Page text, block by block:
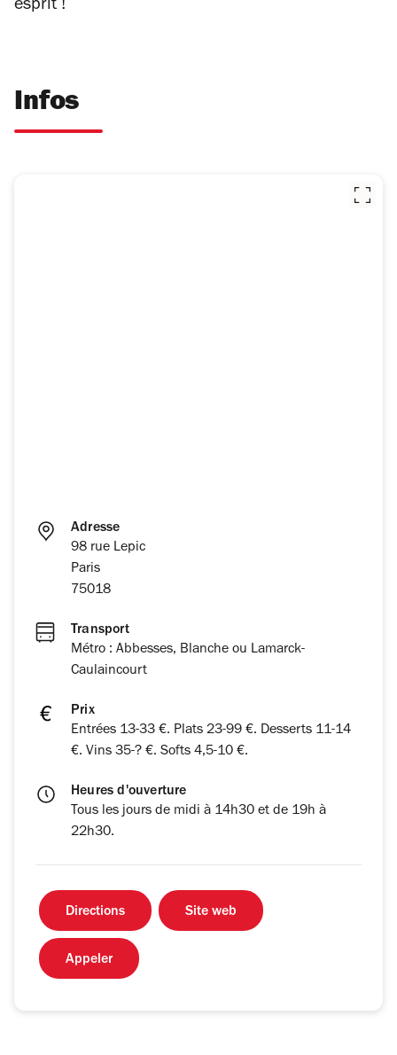
esprit !
Infos
Adresse
98 rue Lepic
Paris
75018
Transport
Métro : Abbesses, Blanche ou Lamarck-
Caulaincourt
Prix
Entrées 13-33 €. Plats 23-99 €. Desserts 11-14
€. Vins 35-? €. Softs 4,5-10 €.
Heures d'ouverture
Tous les jours de midi à 14h30 et de 19h à
22h30.
Directions Site web
Appeler